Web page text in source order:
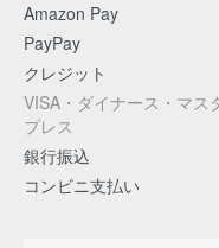
Amazon Pay
PayPay
クレジット
VISA・ダイナース・マス
プレス
銀行振込
コンビニ支払い